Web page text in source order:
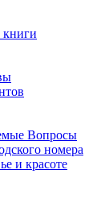
Вопросы
номера
и красоте